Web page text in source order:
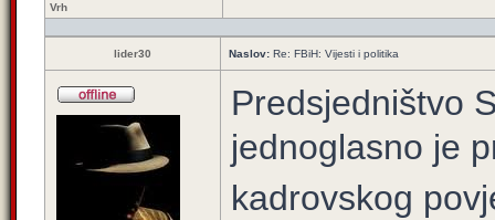
Vrh
lider30 Naslov: Re: FBiH: Vijesti i politika
Predsjedništvo
jednoglasno je
kadrovskog